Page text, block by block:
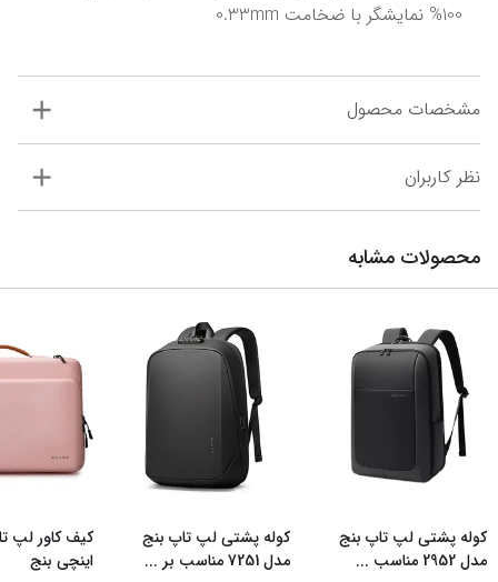
100% نمایشگر با ضخامت 0.33mm
مشخصات محصول
نظر کاربران
محصولات مشابه
کوله پشتی لپ تاپ بنج
مدل 2952 مناسب
...
کوله پشتی لپ تاپ بنج
مدل 7251 مناسب بر
... اینچی بنج